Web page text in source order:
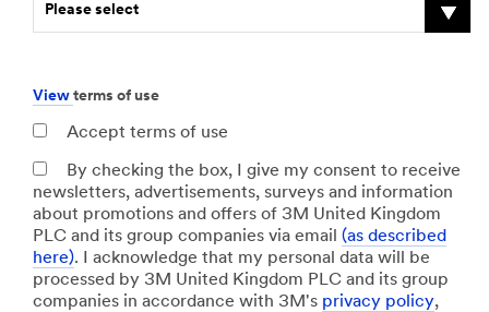
Please select
View terms of use
Accept terms of use
By checking the box, I give my consent to receive
newsletters, advertisements, surveys and information
about promotions and offers of 3M United Kingdom
PLC and its group companies via email (as described
here). I acknowledge that my personal data will be
processed by 3M United Kingdom PLC and its group
companies in accordance with 3M's privacy policy,